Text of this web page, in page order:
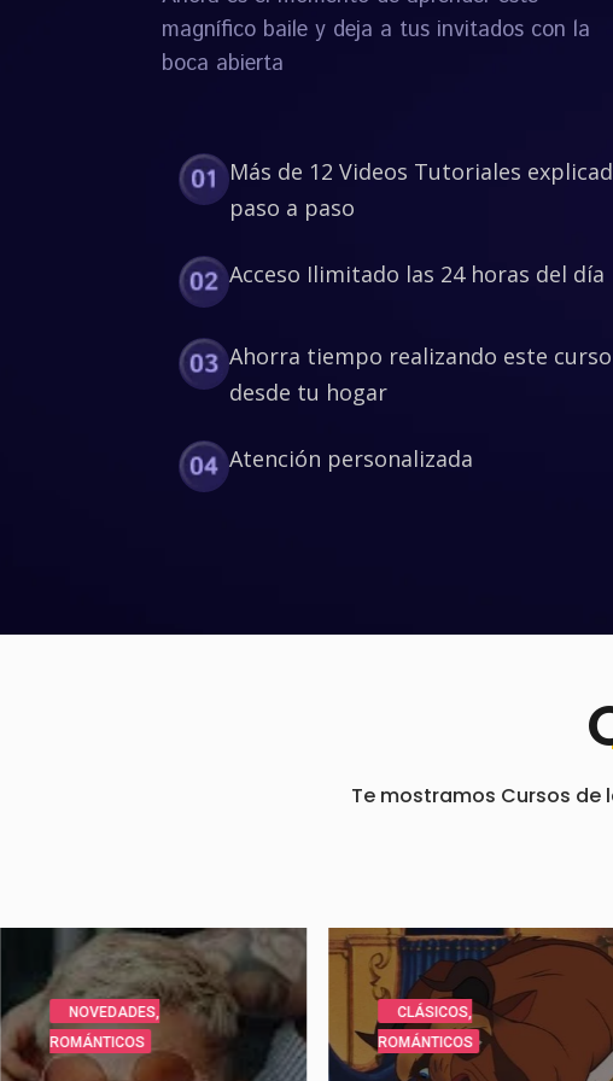
magnífico baile y deja a tus invitados con la
boca abierta
Más de 12 Videos Tutoriales
paso a paso
Acceso Ilimitado las 24 horas del día
Ahorra tiempo realizando este curso
desde tu hogar
Atención personalizada
Te mostramos Cursos de
CLÁSICOS,
ROMÁNTICOS
NOVEDADES
ROMÁNTICOS